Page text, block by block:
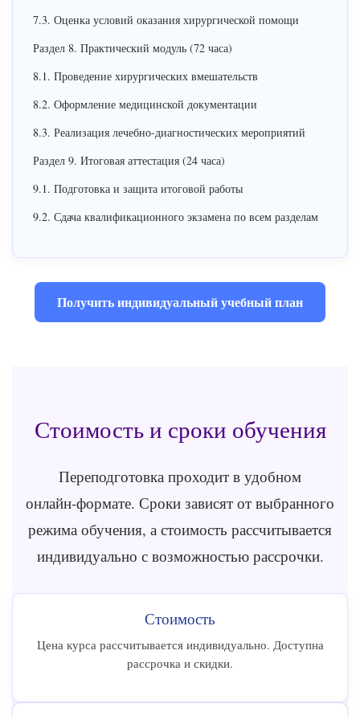
7.3. Оценка условий оказания хирургической помощи
Раздел 8. Практический модуль (72 часа)
8.1. Проведение хирургических вмешательств
8.2. Оформление медицинской документации
8.3. Реализация лечебно-диагностических мероприятий
Раздел 9. Итоговая аттестация (24 часа)
9.1. Подготовка и защита итоговой работы
9.2. Сдача квалификационного экзамена по всем разделам
Получить индивидуальный учебный план
Стоимость и сроки обучения
Переподготовка проходит в удобном
онлайн‑формате. Сроки зависят от выбранного
режима обучения, а стоимость рассчитывается
индивидуально с возможностью рассрочки.
Стоимость
Цена курса рассчитывается индивидуально. Доступна
рассрочка и скидки.